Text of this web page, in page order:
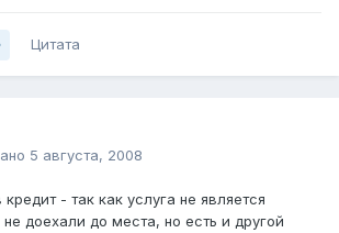
Цитата
5 августа, 2008
- так как услуга не является
доехали до места, но есть и другой